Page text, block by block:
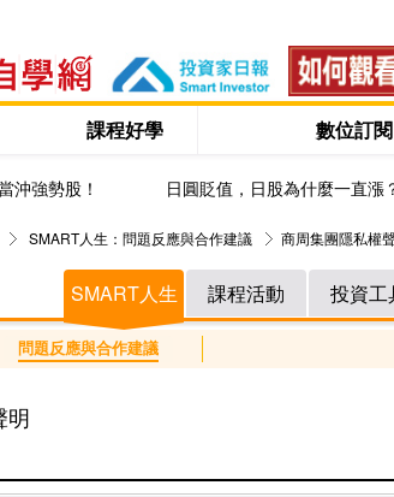
課程好學 數位訂閱
沖強勢股！ 日圓貶值，日股為什麼一直漲
SMART人生：問題反應與合作建議 商周集團隱私權
SMART人生 課程活動 投資工
問題反應與合作建議
明